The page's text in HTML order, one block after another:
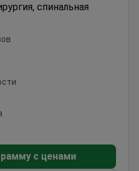
спинальная
веса, ортопедия и
клиники —
и
с ценами